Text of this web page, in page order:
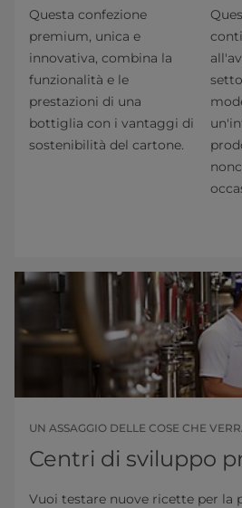
Questa confezione
premium, unica e
innovativa, combina la
funzionalità e le
prestazioni di una
bottiglia con i vantaggi di
sostenibilità del cartone.
UN ASSAGGIO DELLE COSE CHE
Centri di sviluppo
Vuoi testare nuove ricette per la